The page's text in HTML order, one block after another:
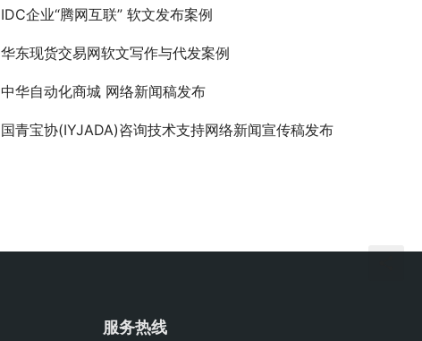
IDC企业“腾网互联” 软文发布案例
华东现货交易网软文写作与代发案例
中华自动化商城 网络新闻稿发布
国青宝协(IYJADA)咨询技术支持网络新闻宣传稿发布
服务热线